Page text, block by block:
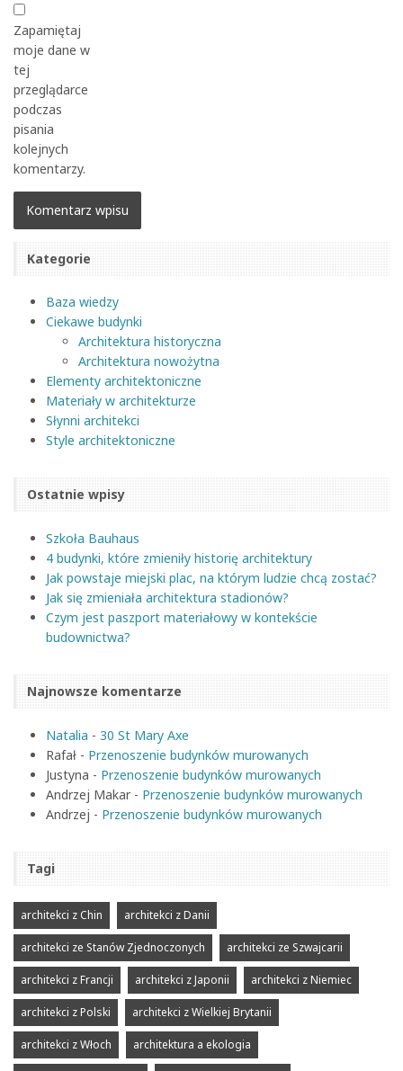
Zapamiętaj
moje dane w
tej
przeglądarce
podczas
pisania
kolejnych
komentarzy.
Kategorie
Baza wiedzy
Ciekawe budynki
Architektura historyczna
Architektura nowożytna
Elementy architektoniczne
Materiały w architekturze
Słynni architekci
Style architektoniczne
Ostatnie wpisy
Szkoła Bauhaus
4 budynki, które zmieniły historię architektury
Jak powstaje miejski plac, na którym ludzie chcą zostać?
Jak się zmieniała architektura stadionów?
Czym jest paszport materiałowy w kontekście
budownictwa?
Najnowsze komentarze
Natalia - 30 St Mary Axe
Rafał - Przenoszenie budynków murowanych
Justyna - Przenoszenie budynków murowanych
Andrzej Makar - Przenoszenie budynków murowanych
Andrzej - Przenoszenie budynków murowanych
Tagi
architekci z Chin architekci z Danii
architekci ze Stanów Zjednoczonych architekci ze Szwajcarii
architekci z Francji architekci z Japonii architekci z Niemiec
architekci z Polski architekci z Wielkiej Brytanii
architekci z Włoch architektura a ekologia